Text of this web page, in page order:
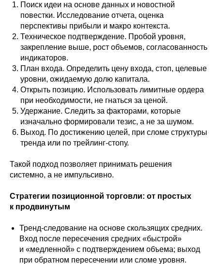
Поиск идеи на основе данных и новостной
повестки. Исследование отчета, оценка
перспективы прибыли и макро контекста.
Техническое подтверждение. Пробой уровня,
закрепление выше, рост объемов, согласованность
индикаторов.
План входа. Определить цену входа, стоп, целевые
уровни, ожидаемую долю капитала.
Открыть позицию. Использовать лимитные ордера
при необходимости, не гнаться за ценой.
Удержание. Следить за факторами, которые
изначально формировали тезис, а не за шумом.
Выход. По достижению целей, при сломе структуры
тренда или по трейлинг-стопу.
Такой подход позволяет принимать решения
системно, а не импульсивно.
Стратегии позиционной торговли: от простых
к продвинутым
Тренд-следование на основе скользящих средних.
Вход после пересечения средних «быстрой»
и «медленной» с подтверждением объема; выход
при обратном пересечении или сломе уровня.